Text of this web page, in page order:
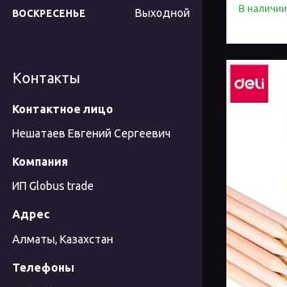
В наличии
ВОСКРЕСЕНЬЕ Выходной
Контакты
Нешатаев Евгений Сергеевич
ИП Globus trade
Алматы, Казахстан